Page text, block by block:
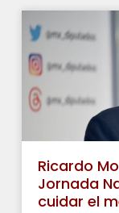
Cámara de
Parlamentario
afirmó que
Ricardo
Jornada
cuidar el